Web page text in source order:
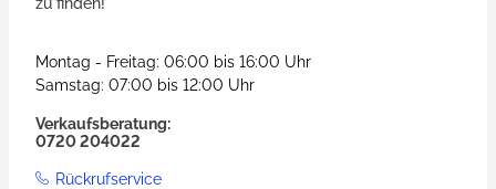
Montag - Freitag: 06:00 bis 16:00 Uhr
Samstag: 07:00 bis 12:00 Uhr
Verkaufsberatung:
0720 204022
Rückrufservice